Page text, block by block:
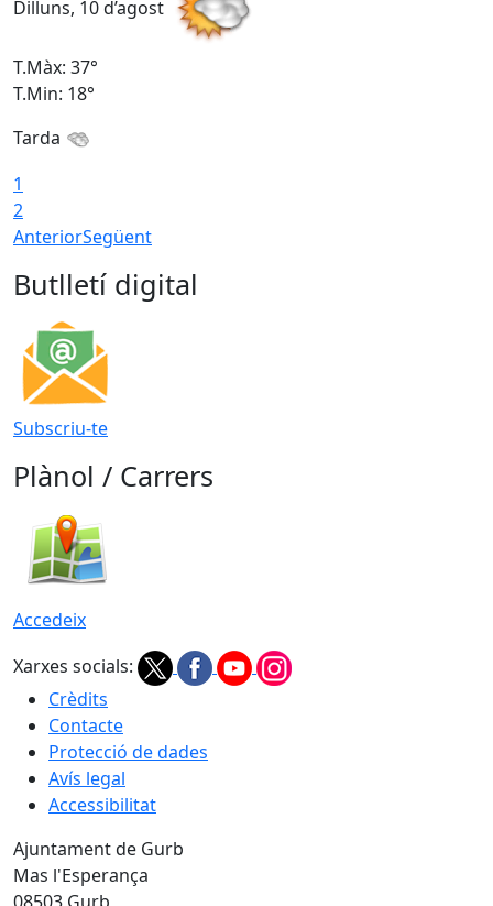
Dilluns, 10 d’agost
T.Màx: 37°
T.Min: 18°
Tarda
1
2
AnteriorSegüent
Butlletí digital
Subscriu-te
Plànol / Carrers
Accedeix
Xarxes socials:
Crèdits
Contacte
Protecció de dades
Avís legal
Accessibilitat
Ajuntament de Gurb
Mas l'Esperança